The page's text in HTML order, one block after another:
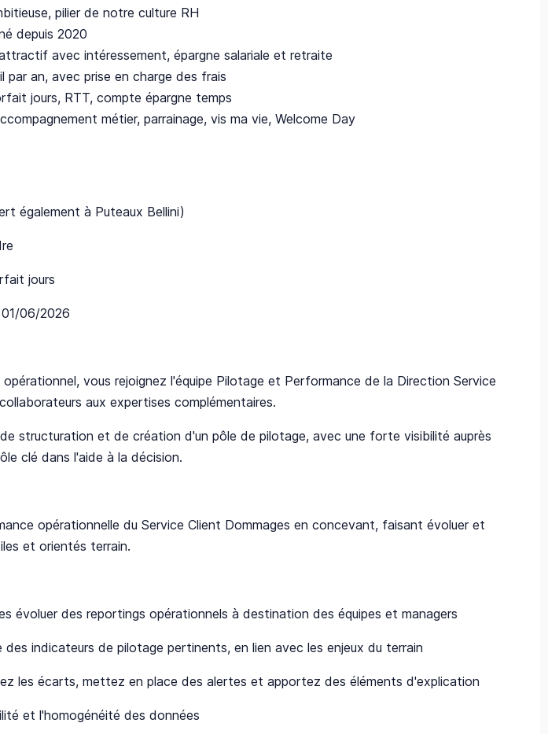
pilier de notre culture RH
depuis 2020
avec intéressement, épargne salariale et retraite
par an, avec prise en charge des frais
jours, RTT, compte épargne temps
métier, parrainage, vis ma vie, Welcome Day
également à Puteaux Bellini)
jours
06/2026
vous rejoignez l'équipe Pilotage et Performance de la Direction Service
aux expertises complémentaires.
structuration et de création d'un pôle de pilotage, avec une forte visibilité auprès
clé dans l'aide à la décision.
opérationnelle du Service Client Dommages en concevant, faisant évoluer et
et orientés terrain.
évoluer des reportings opérationnels à destination des équipes et managers
indicateurs de pilotage pertinents, en lien avec les enjeux du terrain
les écarts, mettez en place des alertes et apportez des éléments d'explication
et l'homogénéité des données